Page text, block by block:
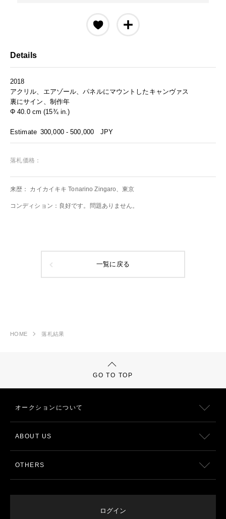
Details
2018
アクリル、エアゾール、パネルにマウントしたキャンヴァス
裏にサイン、制作年
Φ 40.0 cm (15¾ in.)
Estimate 300,000 - 500,000 JPY
落札価格：
来歴： カイカイキキ Tonarino Zingaro、東京
コンディション：良好です。問題ありません。
一覧に戻る
HOME 落札結果
GO TO TOP
オークションについて
ABOUT US
OTHERS
ログイン